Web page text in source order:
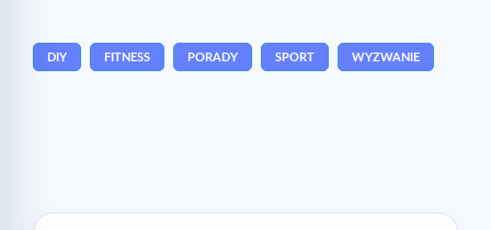
DIY FITNESS PORADY SPORT WYZWANIE